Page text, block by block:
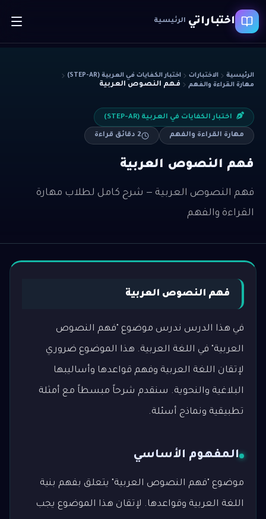
اختباراتي الرئيسية
الرئيسية الاختبارات
اختبار الكفايات في العربية (STEP-AR)
مهارة القراءة والفهم
فهم النصوص العربية
اختبار الكفايات في العربية (STEP-AR)
مهارة القراءة والفهم 2 دقائق قراءة
فهم النصوص العربية
فهم النصوص العربية — شرح كامل لطلاب مهارة
القراءة والفهم
فهم النصوص العربية
في هذا الدرس ندرس موضوع "فهم النصوص
العربية" في اللغة العربية. هذا الموضوع ضروري
لإتقان اللغة العربية وفهم قواعدها وأساليبها
البلاغية والنحوية. سنقدم شرحاً مبسطاً مع أمثلة
تطبيقية ونماذج أسئلة.
المفهوم الأساسي
موضوع "فهم النصوص العربية" يتعلق بفهم بنية
اللغة العربية وقواعدها. لإتقان هذا الموضوع يجب